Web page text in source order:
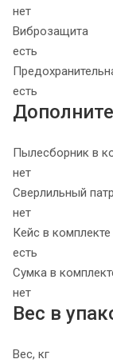
нет
Виброзащита
есть
есть
Пылесборник в
нет
Сверлильный
нет
Кейс в комплекте
есть
Сумка в
нет
Вес в
Вес, кг